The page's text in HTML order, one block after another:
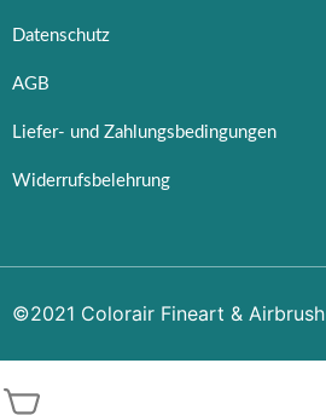
Datenschutz
AGB
Liefer- und Zahlungsbedingungen
Widerrufsbelehrung
©2021 Colorair Fineart & Airbrush